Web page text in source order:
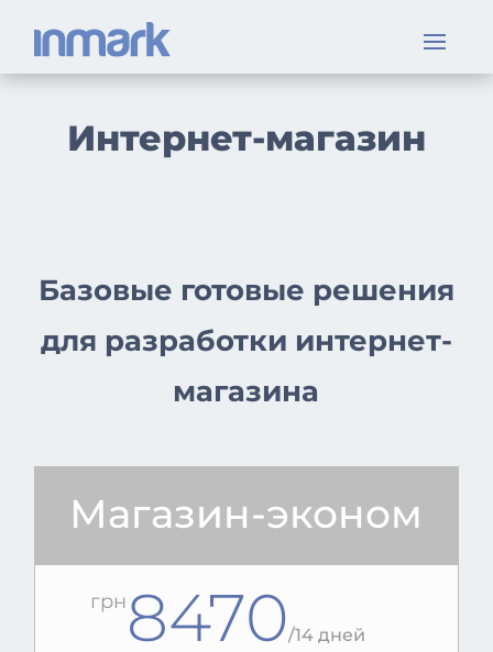
Интернет-магазин
Базовые готовые решения
для разработки интернет-
магазина
Магазин-эконом
грн8470/14 дней